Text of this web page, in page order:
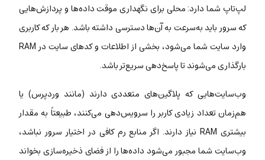
لپ‌تاپ شما دارد: محلی برای نگهداری موقت داده‌ها و پردازش‌هایی
که سرور باید به‌سرعت به آن‌ها دسترسی داشته باشد. هر بار که کاربری
وارد سایت شما می‌شود، بخشی از اطلاعات و کدهای سایت در RAM
بارگذاری می‌شوند تا پاسخ‌دهی سریع‌تر باشد.
وب‌سایت‌هایی که پلاگین‌های متعددی دارند (مانند وردپرس) یا
هم‌زمان تعداد زیادی کاربر را سرویس‌دهی می‌کنند، طبیعتاً به مقدار
بیشتری RAM نیاز دارند. اگر منابع رم کافی در اختیار سرور نباشد،
وب‌سایت شما مجبور می‌شود داده‌ها را از فضای ذخیره‌سازی بخواند